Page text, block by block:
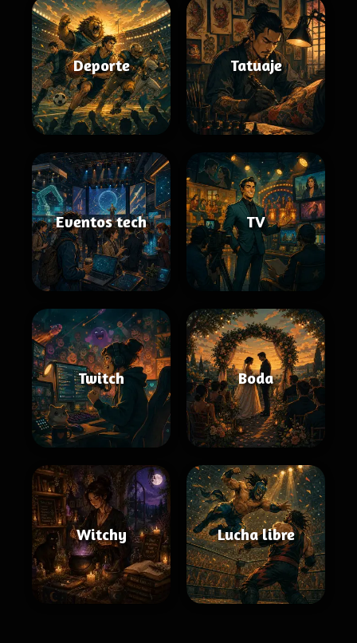
Deporte Tatuaje
Eventos tech TV
Twitch Boda
Witchy Lucha libre